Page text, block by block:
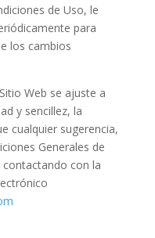
de Uso, le
para
los cambios
Web se ajuste a
y sencillez, la
cualquier sugerencia,
Generales de
con la